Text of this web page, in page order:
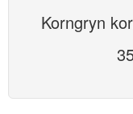
Korngryn